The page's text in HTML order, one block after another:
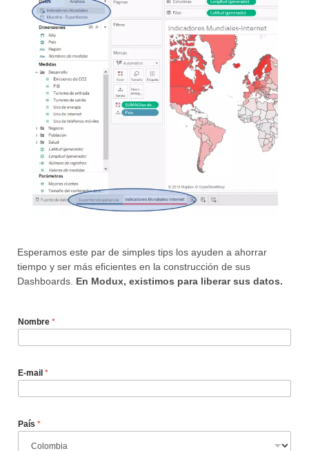
Esperamos este par de simples tips los ayuden a ahorrar
tiempo y ser más eficientes en la construcción de sus
Dashboards. En Modux, existimos para liberar sus datos.
Nombre *
E-mail *
País *